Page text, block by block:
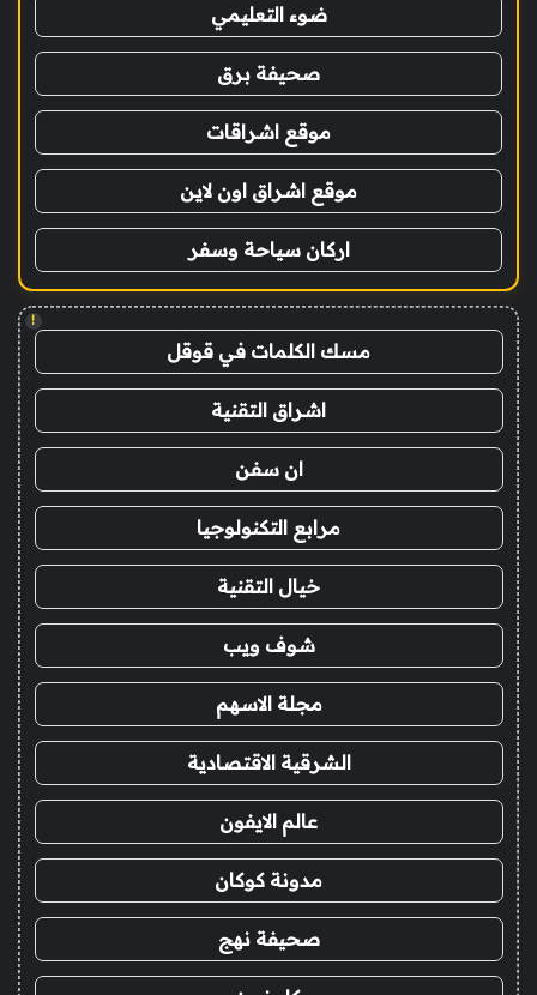
ضوء التعليمي
صحيفة برق
موقع اشراقات
موقع اشراق اون لاين
اركان سياحة وسفر
!
مسك الكلمات في قوقل
اشراق التقنية
ان سفن
مرابع التكنولوجيا
خيال التقنية
شوف ويب
مجلة الاسهم
الشرقية الاقتصادية
عالم الايفون
مدونة كوكان
صحيفة نهج